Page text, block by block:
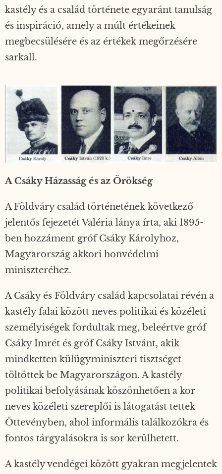
kastély és a család története egyaránt tanulság
és inspiráció, amely a múlt értékeinek
megbecsülésére és az értékek megőrzésére
sarkall.
A Csáky Házasság és az Örökség
A Földváry család történetének következő
jelentős fejezetét Valéria lánya írta, aki 1895-
ben hozzáment gróf Csáky Károlyhoz,
Magyarország akkori honvédelmi
miniszteréhez.
A Csáky és Földváry család kapcsolatai révén a
kastély falai között neves politikai és közéleti
személyiségek fordultak meg, beleértve gróf
Csáky Imrét és gróf Csáky Istvánt, akik
mindketten külügyminiszteri tisztséget
töltöttek be Magyarországon. A kastély
politikai befolyásának köszönhetően a kor
neves közéleti szereplői is látogatást tettek
Öttevényben, ahol informális találkozókra és
fontos tárgyalásokra is sor kerülhetett.
A kastély vendégei között gyakran megjelentek